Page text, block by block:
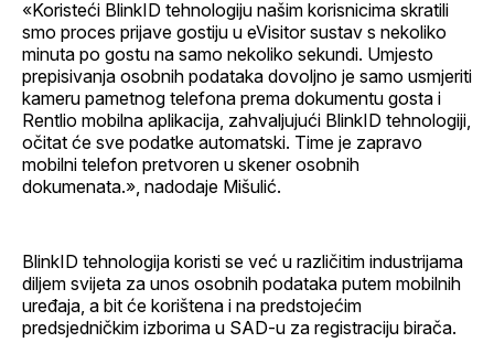
«Koristeći BlinkID tehnologiju našim korisnicima skratili
smo proces prijave gostiju u eVisitor sustav s nekoliko
minuta po gostu na samo nekoliko sekundi. Umjesto
prepisivanja osobnih podataka dovoljno je samo usmjeriti
kameru pametnog telefona prema dokumentu gosta i
Rentlio mobilna aplikacija, zahvaljujući BlinkID tehnologiji,
očitat će sve podatke automatski. Time je zapravo
mobilni telefon pretvoren u skener osobnih
dokumenata.», nadodaje Mišulić.
BlinkID tehnologija koristi se već u različitim industrijama
diljem svijeta za unos osobnih podataka putem mobilnih
uređaja, a bit će korištena i na predstojećim
predsjedničkim izborima u SAD-u za registraciju birača.